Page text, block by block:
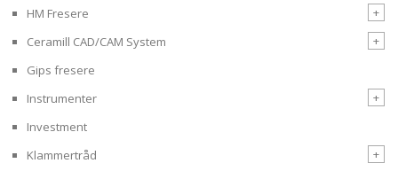
HM Fresere
+
Ceramill CAD/CAM System
+
Gips fresere
Instrumenter
+
Investment
Klammertråd
+